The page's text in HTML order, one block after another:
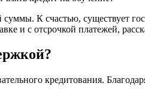
К счастью, существует
и с отсрочкой платежей,
кредитования.